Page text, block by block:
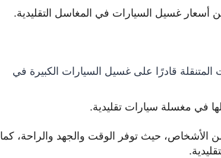
أسعار غسيل السيارات في المغاسل التقليدية.
قادرًا على غسيل السيارات الكبيرة في
في مغسلة سيارات تقليدية.
الأشخاص، حيث توفر الوقت والجهد والراحة، كما